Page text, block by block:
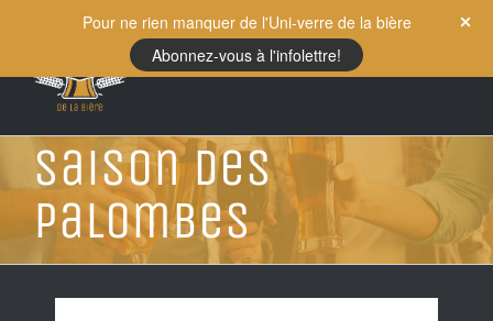
content
Saison des
Palombes
Pour ne rien manquer de l'Uni-verre de la bière
Abonnez-vous à l'infolettre!